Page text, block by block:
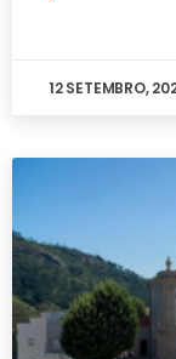
12 SETEMBRO,